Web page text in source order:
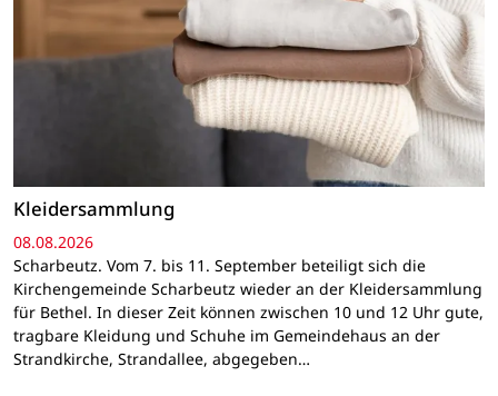
Kleidersammlung
08.08.2026
Scharbeutz. Vom 7. bis 11. September beteiligt sich die
Kirchengemeinde Scharbeutz wieder an der Kleidersammlung
für Bethel. In dieser Zeit können zwischen 10 und 12 Uhr gute,
tragbare Kleidung und Schuhe im Gemeindehaus an der
Strandkirche, Strandallee, abgegeben…